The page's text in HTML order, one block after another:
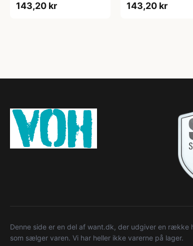
143,20 kr 143,20 kr
Denne side er en del af want.dk, der udgiver en
som sælger varen. Vi har heller ikke varerne på lager.